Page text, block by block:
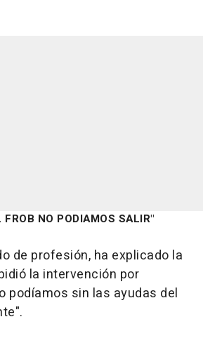
NO PODIAMOS SALIR"
de profesión, ha explicado la
la intervención por
podíamos sin las ayudas del